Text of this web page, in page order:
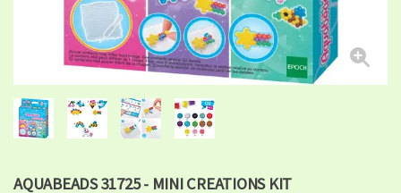
AQUABEADS 31725 - MINI CREATIONS KIT